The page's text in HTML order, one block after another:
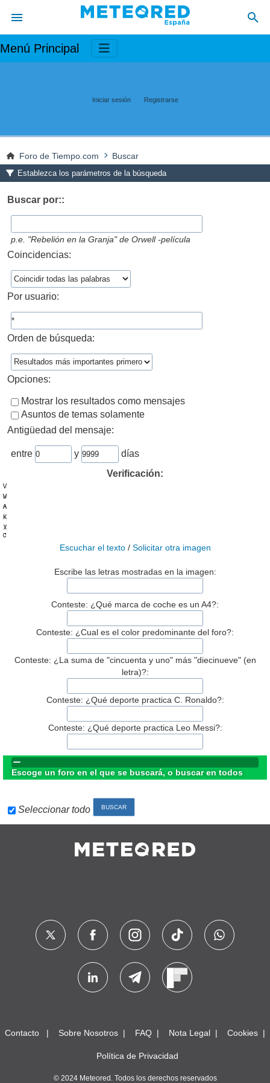
Menú Principal
Iniciar sesión Registrarse
Foro de Tiempo.com Buscar
Establezca los parámetros de la búsqueda
Buscar por::
p.e. "Rebelión en la Granja" de Orwell -película
Coincidencias:
Por usuario:
Orden de búsqueda:
Opciones:
Mostrar los resultados como mensajes
Asuntos de temas solamente
Antigüedad del mensaje:
entre y
días
Verificación:
Escuchar el texto/ Solicitar otra imagen
Escribe las letras mostradas en la imagen:
Conteste: ¿Qué marca de coche es un A4?:
Conteste: ¿Cual es el color predominante del foro?:
Conteste: ¿La suma de "cincuenta y uno" más "diecinueve" (en
letra)?:
Conteste: ¿Qué deporte practica C. Ronaldo?:
Conteste: ¿Qué deporte practica Leo Messi?:
Escoge un foro en el que se buscará, o buscar en todos
Seleccionar todo
Contacto Sobre Nosotros FAQ Nota Legal Cookies
Política de Privacidad
© 2024 Meteored. Todos los derechos reservados